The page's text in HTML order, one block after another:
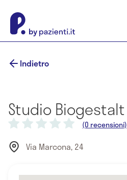
Indietro
Studio Biogestalt
(0 recensioni)
Via Marcona, 24